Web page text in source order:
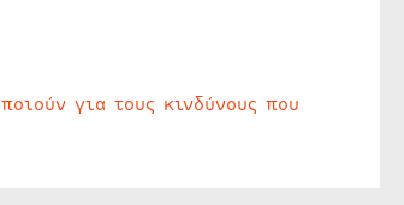
για τους κινδύνους που